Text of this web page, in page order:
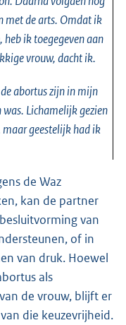
met de arts. Omdat ik
ik toegegeven aan
vrouw, dacht ik.
abortus zijn in mijn
Lichamelijk gezien
maar geestelijk had ik
de Waz
kan de partner
van
of in
van druk. Hoewel
als
de vrouw, blijft er
die keuzevrijheid.